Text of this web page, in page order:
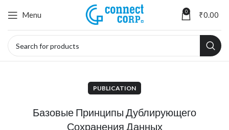
Menu 0 ₹0.00
PUBLICATION
Базовые Принципы Дублирующего
Сохранения Данных